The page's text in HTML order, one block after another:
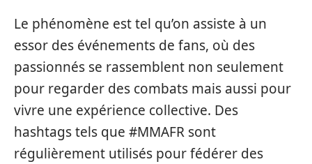
Le phénomène est tel qu’on assiste à un
essor des événements de fans, où des
passionnés se rassemblent non seulement
pour regarder des combats mais aussi pour
vivre une expérience collective. Des
hashtags tels que #MMAFR sont
régulièrement utilisés pour fédérer des